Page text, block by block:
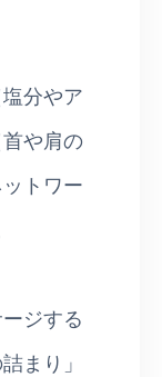
分やア
や肩の
トワー
ジする
まり」